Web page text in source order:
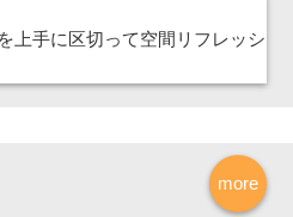
上手に区切って空間リフレッシ
more